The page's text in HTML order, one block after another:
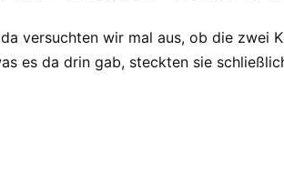
versuchten wir mal aus, ob die zwei
es da drin gab, steckten sie